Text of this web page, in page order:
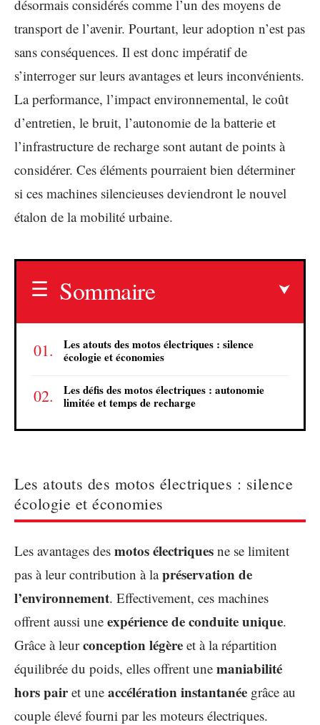
désormais considérés comme l’un des moyens de
transport de l’avenir. Pourtant, leur adoption n’est pas
sans conséquences. Il est donc impératif de
s’interroger sur leurs avantages et leurs inconvénients.
La performance, l’impact environnemental, le coût
d’entretien, le bruit, l’autonomie de la batterie et
l’infrastructure de recharge sont autant de points à
considérer. Ces éléments pourraient bien déterminer
si ces machines silencieuses deviendront le nouvel
étalon de la mobilité urbaine.
Sommaire
Les atouts des motos électriques : silence
écologie et économies
Les défis des motos électriques : autonomie
limitée et temps de recharge
Les atouts des motos électriques : silence
écologie et économies
Les avantages des motos électriques ne se limitent
pas à leur contribution à lapréservation de
l’environnement. Effectivement, ces machines
offrent aussi une expérience de conduite unique.
Grâce à leurconception légère et à la répartition
équilibrée du poids, elles offrent une maniabilité
hors pairet une accélération instantanée grâce au
couple élevé fourni par les moteurs électriques.